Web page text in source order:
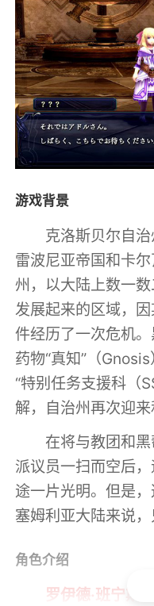
游戏背景
克洛斯贝尔自
雷波尼亚帝国和卡
州，以大陆上数一
发展起来的区域，
件经历了一次危机
药物“真知”（
“特别任务支援科（
解，自治州再次迎来
在将与教团和
派议员一扫而空后
途一片光明。但是
塞姆利亚大陆来说，
角色介绍
罗伊德·班宁斯